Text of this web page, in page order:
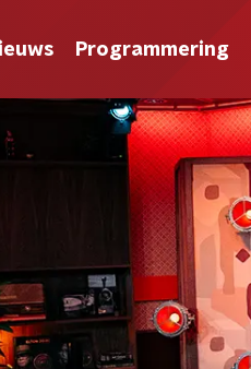
Programmering